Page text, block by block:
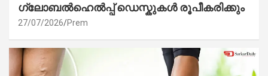
ഗ്ലോബൽഹെൽപ്പ് ഡെസ്കുകൾ രൂപീകരിക്കും
27/07/2026 Prem